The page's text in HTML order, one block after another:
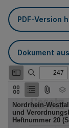
PDF-Version
Dokument